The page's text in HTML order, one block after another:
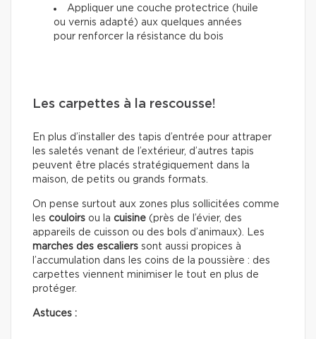
Appliquer une couche protectrice (huile
ou vernis adapté) aux quelques années
pour renforcer la résistance du bois
Les carpettes à la rescousse!
En plus d’installer des tapis d’entrée pour attraper
les saletés venant de l’extérieur, d’autres tapis
peuvent être placés stratégiquement dans la
maison, de petits ou grands formats.
On pense surtout aux zones plus sollicitées comme
les couloirs ou la cuisine (près de l’évier, des
appareils de cuisson ou des bols d’animaux). Les
marches des escaliers sont aussi propices à
l’accumulation dans les coins de la poussière : des
carpettes viennent minimiser le tout en plus de
protéger.
Astuces :